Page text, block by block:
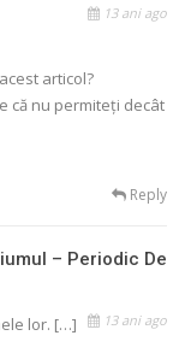
13 ani ago
articol?
că nu permiteți decât
Reply
– Periodic De
13 ani ago
lor. […]